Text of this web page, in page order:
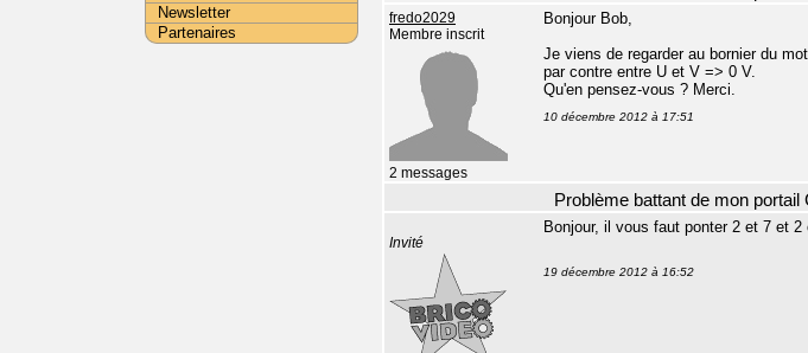
fredo2029
Membre inscrit
2 messages
Bonjour Bob,
Je viens de regarder au bornier du
par contre entre U et V => 0 V.
Qu'en pensez-vous ? Merci.
10 décembre 2012 à 17:51
Problème battant de mon portail
Invité
Bonjour, il vous faut ponter 2 et 7 et 2
19 décembre 2012 à 16:52
Newsletter
Partenaires